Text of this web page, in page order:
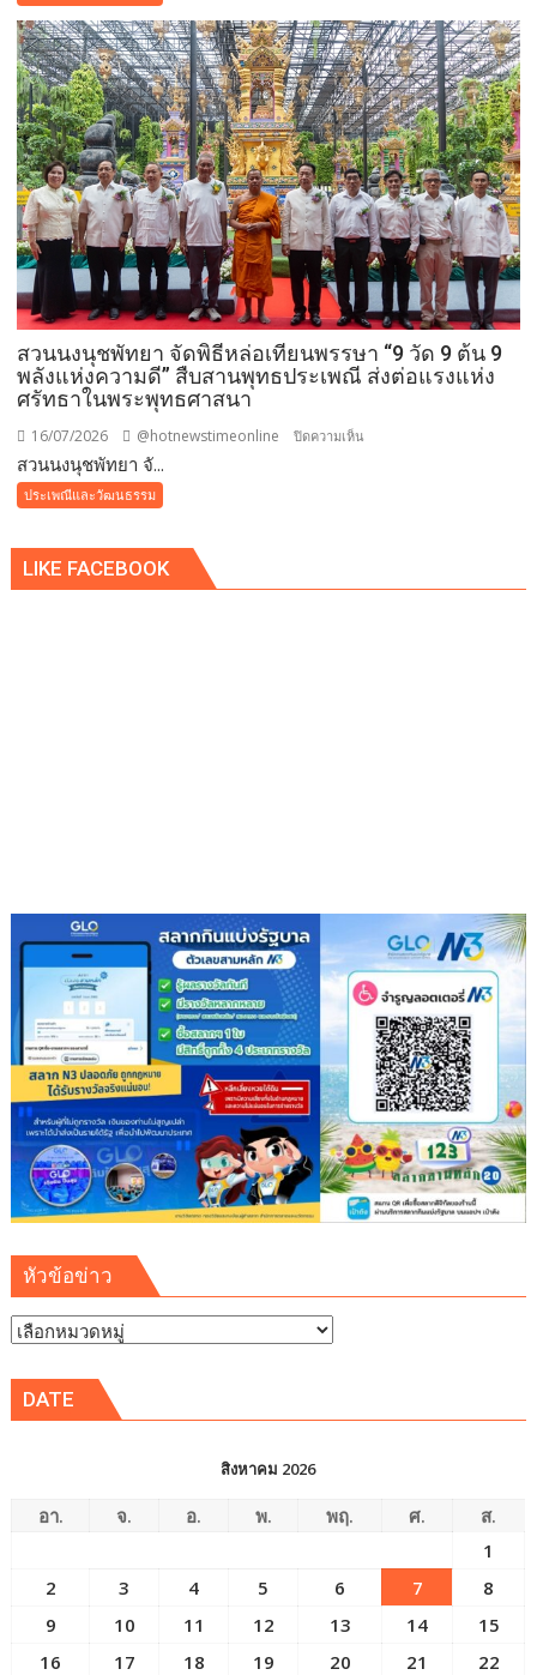
พระพุทธ
มนต์
นวัค
คหา
ยุ
สม
ธัมม์
มงคล
แบบ
ล้าน
นา
ถวาย
พระ
ราช
สมเด็จ
สวนนงนุชพัทยา จัดพิธีหล่อเทียนพรรษา “9 วัด 9 ต้น 9
พลังแห่งความดี” สืบสานพุทธประเพณี ส่งต่อแรงแห่ง
ศรัทธาในพระพุทธศาสนา
16/07/2026 @hotnewstimeonline ปิดความเห็น
หล่อ
สืบสาน
พุทธ
ประเพณี
ส่ง
ต่อ
แรง
แห่ง
ศรัทธา
ใน
พระพุทธ
ศาสนา
สวนนงนุชพัทยา จั...
ประเพณีและวัฒนธรรม
LIKE FACEBOOK
หัวข้อข่าว
หัวข้อ
DATE
สิงหาคม 2026
อา. จ. อ. พ. พฤ. ศ.
ส.
1
2
3 4 5 6 7
8
9
10 11 12 13 14
15
16
17 18 19 20 21
22